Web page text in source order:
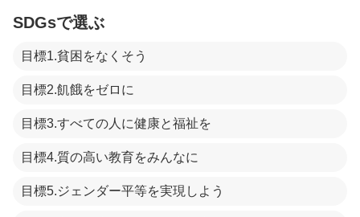
SDGsで選ぶ
目標1.貧困をなくそう
目標2.飢餓をゼロに
目標3.すべての人に健康と福祉を
目標4.質の高い教育をみんなに
目標5.ジェンダー平等を実現しよう